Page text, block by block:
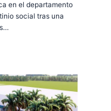
en el departamento
social tras una